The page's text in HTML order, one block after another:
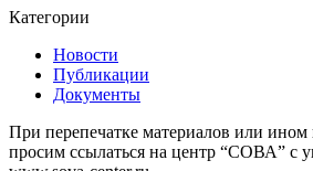
Категории
Новости
Публикации
Документы
При перепечатке материалов или ином
просим ссылаться на центр “СОВА” с